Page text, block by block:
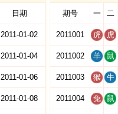
日期
2011-01-02
2011-01-04
2011-01-06
2011-01-08
期号 一 二
2011001 虎 虎
2011002 羊 鼠
2011003 猴 牛
2011004 兔 鼠